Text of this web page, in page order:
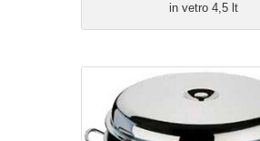
in vetro 4,5 lt